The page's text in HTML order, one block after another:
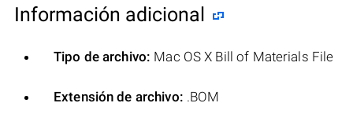
Información adicional
Tipo de archivo: Mac OS X Bill of Materials File
Extensión de archivo: .BOM